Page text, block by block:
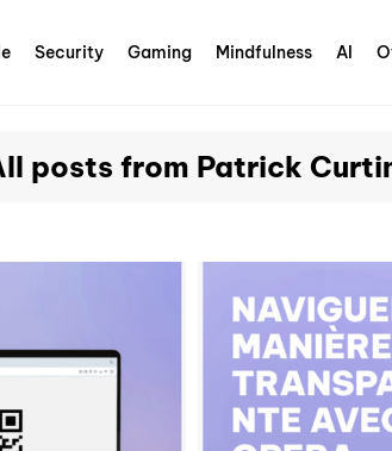
Security Gaming Mindfulness AI
posts from Patrick